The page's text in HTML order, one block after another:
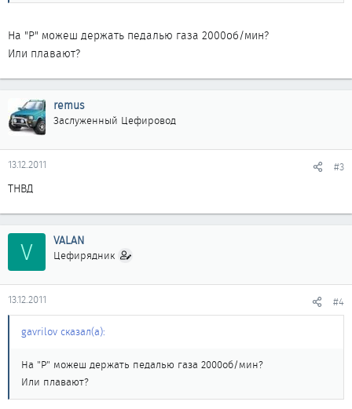
Грешил на кат. зажигания - заменил. Чек погас, едет и
а глюк с неравномерной скоростью остался...
Надо будет поменять 3 свечи передние (задние под
и попробовать заменить масло в АКПП + заменить топливный
фильтр в баке для начала.
На "Р" можеш держать педалью газа 2000об/мин?
Или плавают?
remus
Заслуженный Цефировод
13.12.2011 #3
ТНВД
V VALAN
Цефирядник
13.12.2011 #4
gavrilov сказал(а):
На "Р" можеш держать педалью газа 2000об/мин?
Или плавают?